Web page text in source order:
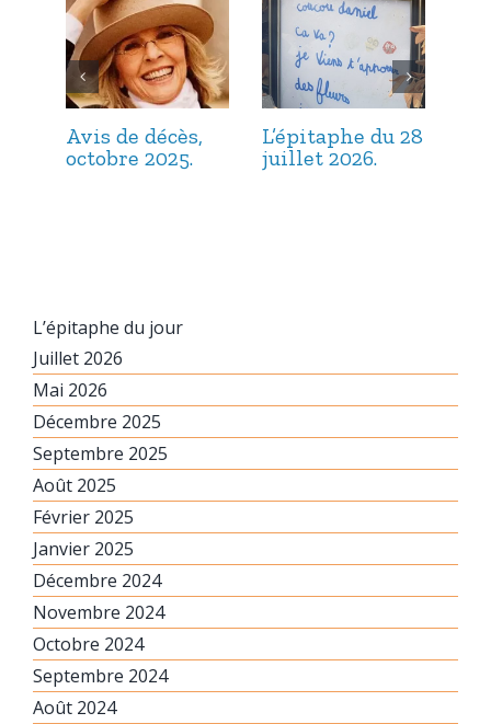
Avis de décès,
octobre 2025.
L’épitaphe du 28
juillet 2026.
L’épitaphe du jour
Juillet 2026
Mai 2026
Décembre 2025
Septembre 2025
Août 2025
Février 2025
Janvier 2025
Décembre 2024
Novembre 2024
Octobre 2024
Septembre 2024
Août 2024